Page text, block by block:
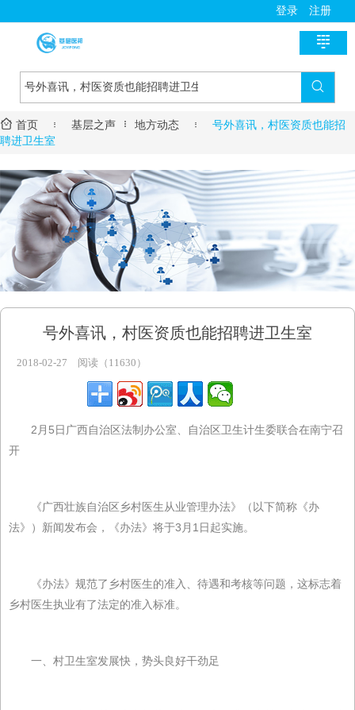
登录 注册


首页
新医讯
地方动态
用药指导
诊疗指南
医疗技术
基层风采
名院展示
药房明星
资料学习
培训课程
学术沙龙
进修学习
慢病管理
疾病筛查
服务流程
 首页  基层之声  地方动态 
号外喜讯，村医资质也能招
聘进卫生室
号外喜讯，村医资质也能招聘进卫生室
2018-02-27 阅读（11630）
2月5日广西自治区法制办公室、自治区卫生计生委联合在南宁召
开
《广西壮族自治区乡村医生从业管理办法》（以下简称《办
法》）新闻发布会，《办法》将于3月1日起实施。
《办法》规范了乡村医生的准入、待遇和考核等问题，这标志着
乡村医生执业有了法定的准入标准。
一、村卫生室发展快，势头良好干劲足